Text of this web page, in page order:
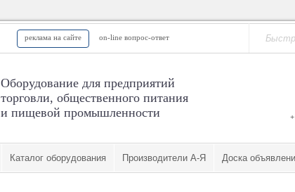
реклама на сайте on-line вопрос-ответ
Оборудование для предприятий
торговли, общественного питания
и пищевой промышленности
Каталог оборудования Производители А-Я Доска